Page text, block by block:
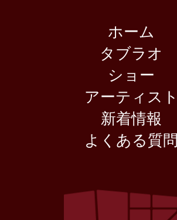
ホーム
タブラオ
ショー
アーティスト
新着情報
よくある質問